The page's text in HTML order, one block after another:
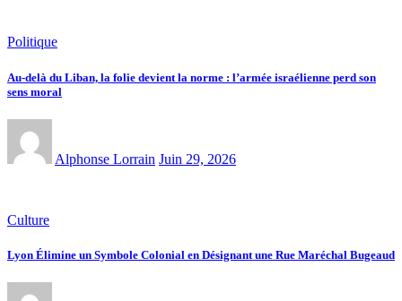
Politique
Au-delà du Liban, la folie devient la norme : l’armée israélienne perd son
sens moral
Alphonse Lorrain Juin 29, 2026
Culture
Lyon Élimine un Symbole Colonial en Désignant une Rue Maréchal Bugeaud